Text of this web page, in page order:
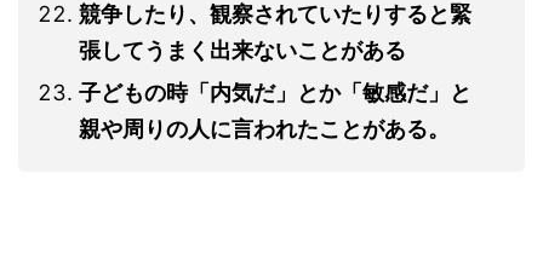
競争したり、観察されていたりすると緊
張してうまく出来ないことがある
子どもの時「内気だ」とか「敏感だ」と
親や周りの人に言われたことがある。